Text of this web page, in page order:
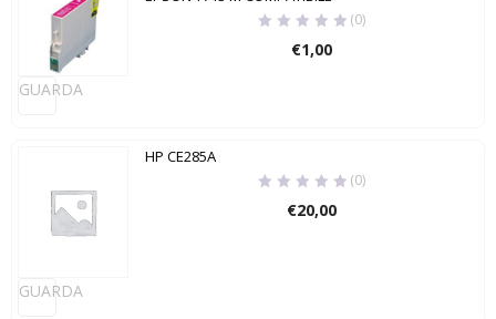
GUARDA
(0)
€1,00
GUARDA
HP CE285A
(0)
€20,00